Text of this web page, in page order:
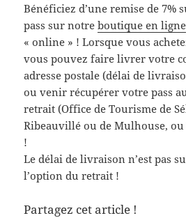
Bénéficiez d’une remise de 7%
pass sur notreboutique en ligne
« online » ! Lorsque vous
vous pouvez faire livrer votre
adresse postale (délai de
ou venir récupérer votre pass
retrait (Office de Tourisme de
Ribeauvillé ou de Mulhouse,
!
Le délai de livraison n’est pas
l’option du retrait !
Partagez cet article !